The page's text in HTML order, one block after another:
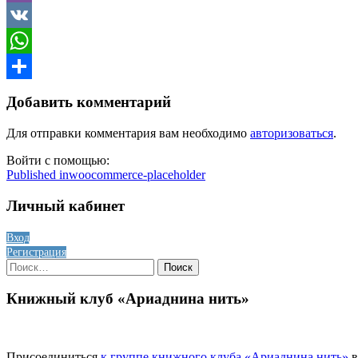
Viber
VK
WhatsApp
Добавить комментарий
Для отправки комментария вам необходимо авторизоваться.
Войти с помощью:
Навигация
по
Published inwoocommerce-placeholder
Личный кабинет
Вход
Регистрация
Найти:
Книжный клуб «Ариаднина нить»